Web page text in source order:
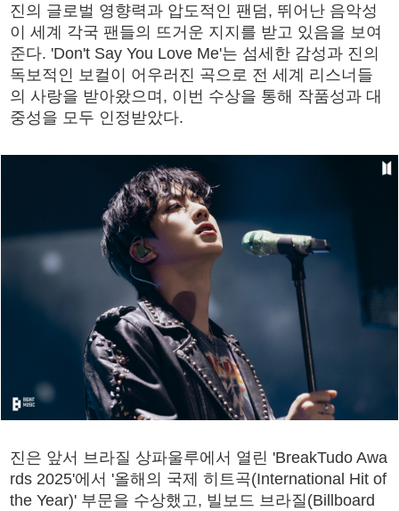
진의 글로벌 영향력과 압도적인 팬덤, 뛰어난 음악성
이 세계 각국 팬들의 뜨거운 지지를 받고 있음을 보여
준다. 'Don't Say You Love Me'는 섬세한 감성과 진의
독보적인 보컬이 어우러진 곡으로 전 세계 리스너들
의 사랑을 받아왔으며, 이번 수상을 통해 작품성과 대
중성을 모두 인정받았다.
진은 앞서 브라질 상파울루에서 열린 'BreakTudo Awa
rds 2025'에서 '올해의 국제 히트곡(International Hit of
the Year)' 부문을 수상했고, 빌보드 브라질(Billboard